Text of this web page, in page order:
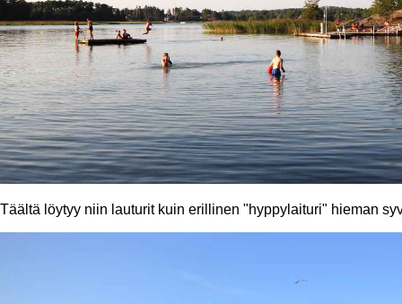
Täältä löytyy niin lauturit kuin erillinen "hyppylaituri" hieman